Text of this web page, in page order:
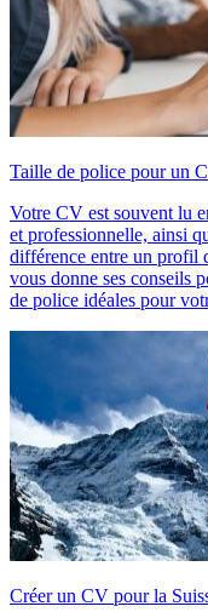
Taille de police pour un
Votre CV est souvent lu
et professionnelle, ainsi
différence entre un profil
vous donne ses conseils
de police idéales pour
Créer un CV pour la